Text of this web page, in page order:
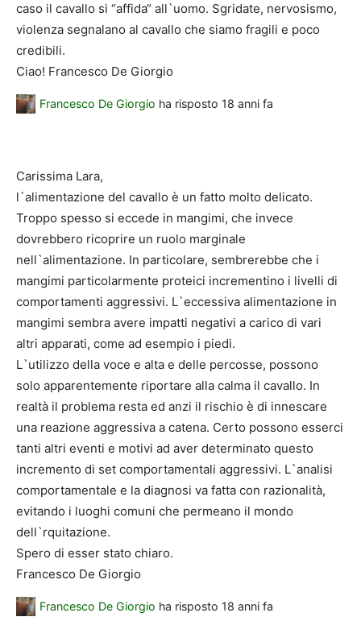
caso il cavallo si “affida“ all`uomo. Sgridate, nervosismo,
violenza segnalano al cavallo che siamo fragili e poco
credibili.
Ciao! Francesco De Giorgio
Francesco De Giorgio ha risposto 18 anni fa
Carissima Lara,
l`alimentazione del cavallo è un fatto molto delicato.
Troppo spesso si eccede in mangimi, che invece
dovrebbero ricoprire un ruolo marginale
nell`alimentazione. In particolare, sembrerebbe che i
mangimi particolarmente proteici incrementino i livelli di
comportamenti aggressivi. L`eccessiva alimentazione in
mangimi sembra avere impatti negativi a carico di vari
altri apparati, come ad esempio i piedi.
L`utilizzo della voce e alta e delle percosse, possono
solo apparentemente riportare alla calma il cavallo. In
realtà il problema resta ed anzi il rischio è di innescare
una reazione aggressiva a catena. Certo possono esserci
tanti altri eventi e motivi ad aver determinato questo
incremento di set comportamentali aggressivi. L`analisi
comportamentale e la diagnosi va fatta con razionalità,
evitando i luoghi comuni che permeano il mondo
dell`rquitazione.
Spero di esser stato chiaro.
Francesco De Giorgio
Francesco De Giorgio ha risposto 18 anni fa